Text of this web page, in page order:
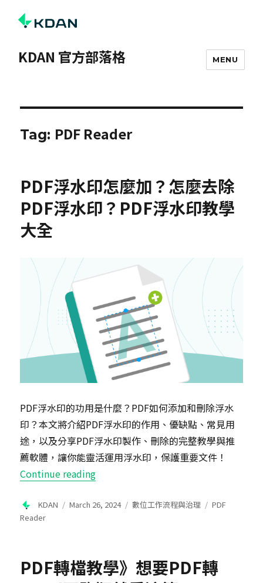
KDAN 官方部落格 MENU
Tag: PDF Reader
PDF浮水印怎麼加？怎麼去除
PDF浮水印？PDF浮水印教學
大全
PDF浮水印的功用是什麼？PDF如何添加和刪除浮水
印？本文將介紹PDF浮水印的作用、優缺點、常見用
途，以及分享PDF浮水印製作、刪除的完整教學與推
薦軟體，讓你能靈活運用浮水印，保護重要文件！
Continue reading“PDF浮水印怎麼加？怎麼去除PDF浮
Author
KDAN
Posted
March 26, 2024 Categories
數位工作流程與治理 Tags
PDF
Reader
PDF轉檔教學》想要PDF轉